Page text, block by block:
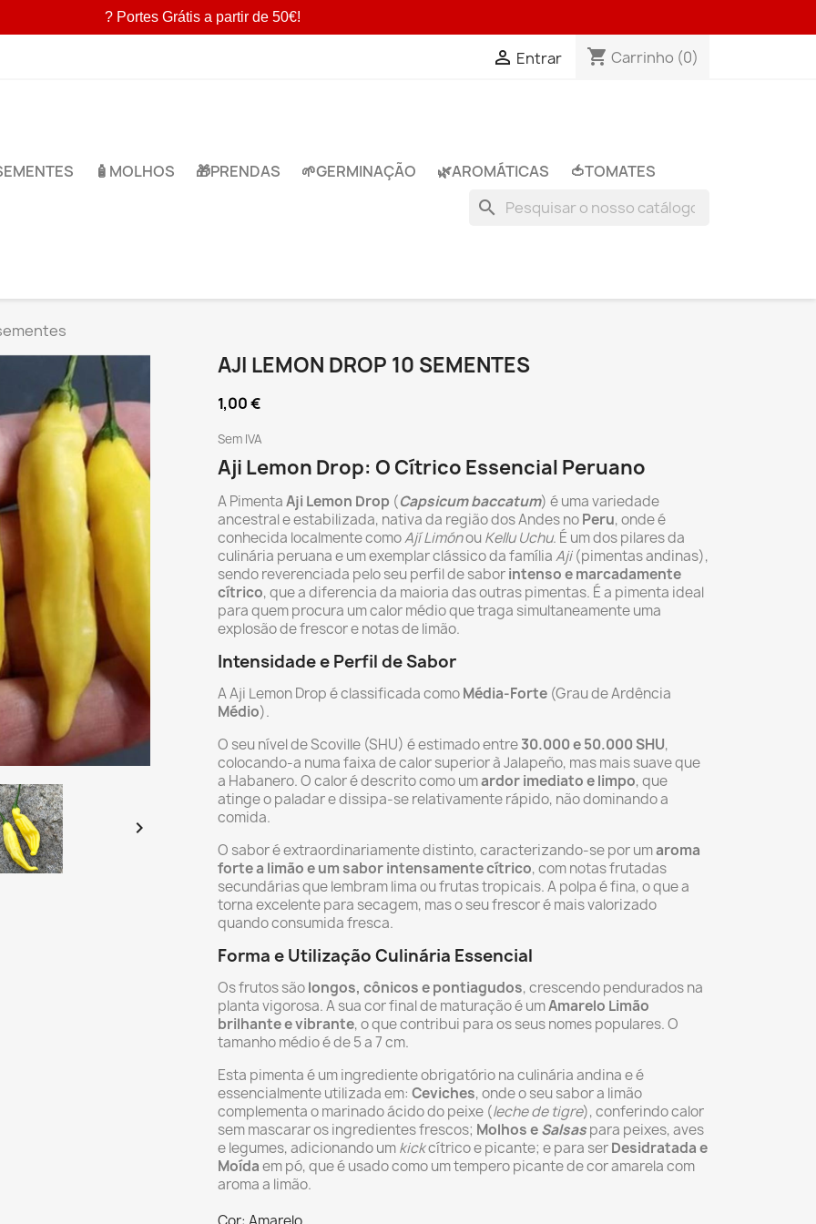
 Entrar shopping_cart Carrinho (0)
🧴MOLHOS 🎁​PRENDAS 🌱​GERMINAÇÃO 🌿​AROMÁTICAS 🍅​TOMATES
search

AJI LEMON DROP 10 SEMENTES
1,00 €
Sem IVA
Aji Lemon Drop: O Cítrico Essencial Peruano
A PimentaAji Lemon Drop (Capsicum baccatum) é uma variedade
ancestral e estabilizada, nativa da região dos Andes noPeru, onde é
conhecida localmente comoAjí LimónouKellu Uchu. É um dos pilares da
culinária peruana e um exemplar clássico da famíliaAji(pimentas andinas),
sendo reverenciada pelo seu perfil de saborintenso e marcadamente
cítrico, que a diferencia da maioria das outras pimentas. É a pimenta ideal
para quem procura um calor médio que traga simultaneamente uma
explosão de frescor e notas de limão.
Intensidade e Perfil de Sabor
A Aji Lemon Drop é classificada comoMédia-Forte (Grau de Ardência
Médio).
O seu nível de Scoville (SHU) é estimado entre30.000 e 50.000 SHU,
colocando-a numa faixa de calor superior à Jalapeño, mas mais suave que
a Habanero. O calor é descrito como umardor imediato e limpo, que
atinge o paladar e dissipa-se relativamente rápido, não dominando a
comida.
O sabor é extraordinariamente distinto, caracterizando-se por umaroma
forte a limão e um sabor intensamente cítrico, com notas frutadas
secundárias que lembram lima ou frutas tropicais. A polpa é fina, o que a
torna excelente para secagem, mas o seu frescor é mais valorizado
quando consumida fresca.
Forma e Utilização Culinária Essencial
Os frutos sãolongos, cônicos e pontiagudos, crescendo pendurados na
planta vigorosa. A sua cor final de maturação é umAmarelo Limão
brilhante e vibrante, o que contribui para os seus nomes populares. O
tamanho médio é de 5 a 7 cm.
Esta pimenta é um ingrediente obrigatório na culinária andina e é
essencialmente utilizada em: Ceviches, onde o seu sabor a limão
complementa o marinado ácido do peixe (leche de tigre), conferindo calor
sem mascarar os ingredientes frescos; Molhos eSalsaspara peixes, aves
e legumes, adicionando umkickcítrico e picante; e para serDesidratada e
Moídaem pó, que é usado como um tempero picante de cor amarela com
aroma a limão.
? Portes Grátis a partir de 50€!